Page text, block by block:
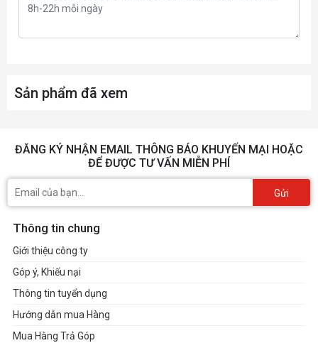
Sản phẩm đã xem
ĐĂNG KÝ NHẬN EMAIL THÔNG BÁO KHUYẾN MẠI HOẶC
ĐỂ ĐƯỢC TƯ VẤN MIỄN PHÍ
Gửi
Thông tin chung
Giới thiệu công ty
Góp ý, Khiếu nại
Thông tin tuyển dụng
Hướng dẫn mua Hàng
Mua Hàng Trả Góp